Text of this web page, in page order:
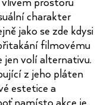
charakter
jako se zde kdysi
filmovému
jen volí alternativu.
z jeho pláten
estetice a